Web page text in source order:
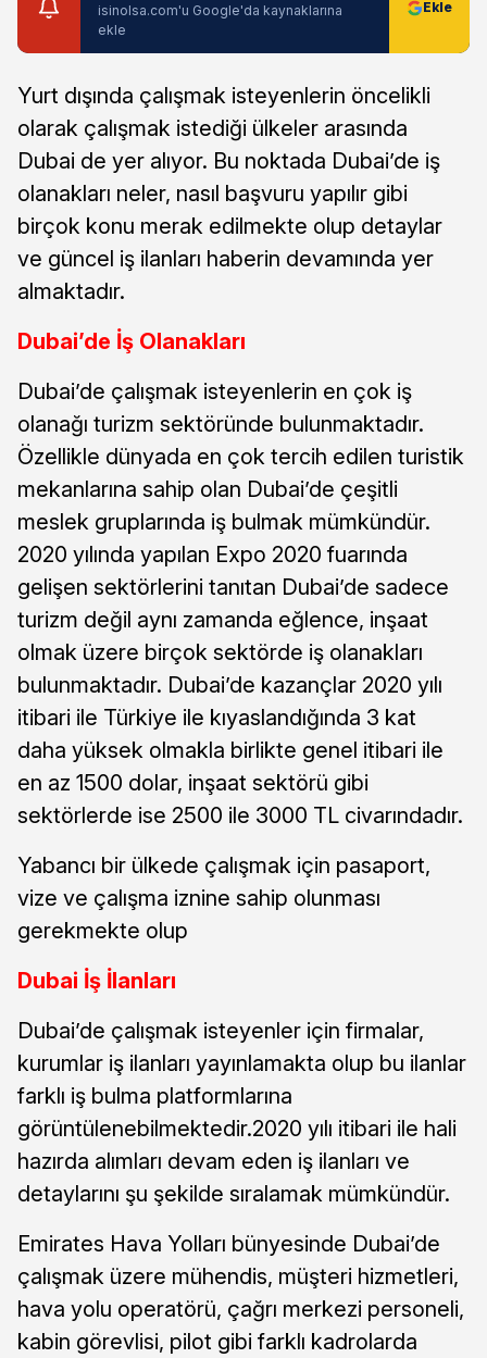
isinolsa.com'u Google'da kaynaklarına
ekle
Yurt dışında çalışmak isteyenlerin öncelikli
olarak çalışmak istediği ülkeler arasında
Dubai de yer alıyor. Bu noktada Dubai’de iş
olanakları neler, nasıl başvuru yapılır gibi
birçok konu merak edilmekte olup detaylar
ve güncel iş ilanları haberin devamında yer
almaktadır.
Dubai’de İş Olanakları
Dubai’de çalışmak isteyenlerin en çok iş
olanağı turizm sektöründe bulunmaktadır.
Özellikle dünyada en çok tercih edilen turistik
mekanlarına sahip olan Dubai’de çeşitli
meslek gruplarında iş bulmak mümkündür.
2020 yılında yapılan Expo 2020 fuarında
gelişen sektörlerini tanıtan Dubai’de sadece
turizm değil aynı zamanda eğlence, inşaat
olmak üzere birçok sektörde iş olanakları
bulunmaktadır. Dubai’de kazançlar 2020 yılı
itibari ile Türkiye ile kıyaslandığında 3 kat
daha yüksek olmakla birlikte genel itibari ile
en az 1500 dolar, inşaat sektörü gibi
sektörlerde ise 2500 ile 3000 TL civarındadır.
Yabancı bir ülkede çalışmak için pasaport,
vize ve çalışma iznine sahip olunması
gerekmekte olup
Dubai İş İlanları
Dubai’de çalışmak isteyenler için firmalar,
kurumlar iş ilanları yayınlamakta olup bu ilanlar
farklı iş bulma platformlarına
görüntülenebilmektedir.2020 yılı itibari ile hali
hazırda alımları devam eden iş ilanları ve
detaylarını şu şekilde sıralamak mümkündür.
Emirates Hava Yolları bünyesinde Dubai’de
çalışmak üzere mühendis, müşteri hizmetleri,
hava yolu operatörü, çağrı merkezi personeli,
kabin görevlisi, pilot gibi farklı kadrolarda